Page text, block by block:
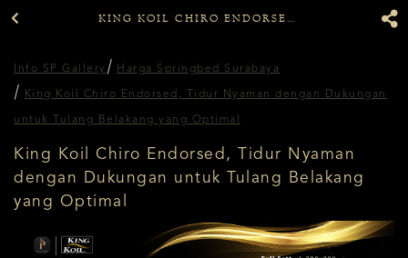
KING KOIL CHIRO ENDORSED, TIDUR NYAMAN DENGAN DUKUNGAN UNTUK TULANG BELAKANG YANG OPTIMAL
Info SP Gallery Harga Springbed Surabaya
King Koil Chiro Endorsed, Tidur Nyaman dengan Dukungan
untuk Tulang Belakang yang Optimal
King Koil Chiro Endorsed, Tidur Nyaman
dengan Dukungan untuk Tulang Belakang
yang Optimal